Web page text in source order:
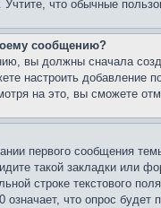
что обычные
сообщению?
вы должны сначала
настроить
на это, вы сможете
первого сообщения
такой закладки или
строке текстового
что опрос